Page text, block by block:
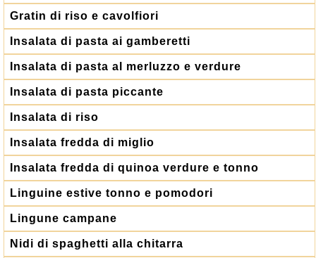
Gratin di riso e cavolfiori
Insalata di pasta ai gamberetti
Insalata di pasta al merluzzo e verdure
Insalata di pasta piccante
Insalata di riso
Insalata fredda di miglio
Insalata fredda di quinoa verdure e tonno
Linguine estive tonno e pomodori
Lingune campane
Nidi di spaghetti alla chitarra